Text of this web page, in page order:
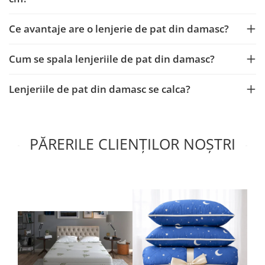
Ce avantaje are o lenjerie de pat din damasc?
Cum se spala lenjeriile de pat din damasc?
Lenjeriile de pat din damasc se calca?
PĂRERILE CLIENȚILOR NOȘTRI